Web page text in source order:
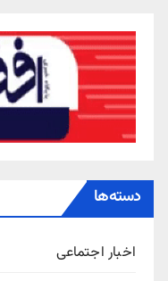
دسته‌ها
اخبار اجتماعی